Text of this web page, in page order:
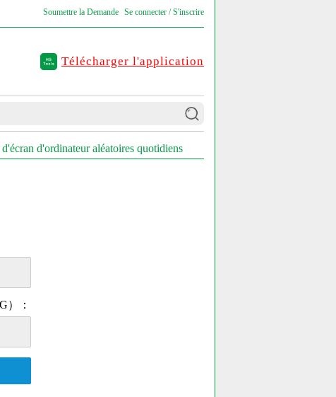
Soumettre la Demande Se connecter / S'inscrire
Télécharger l'application
d'ordinateur aléatoires quotidiens
）：